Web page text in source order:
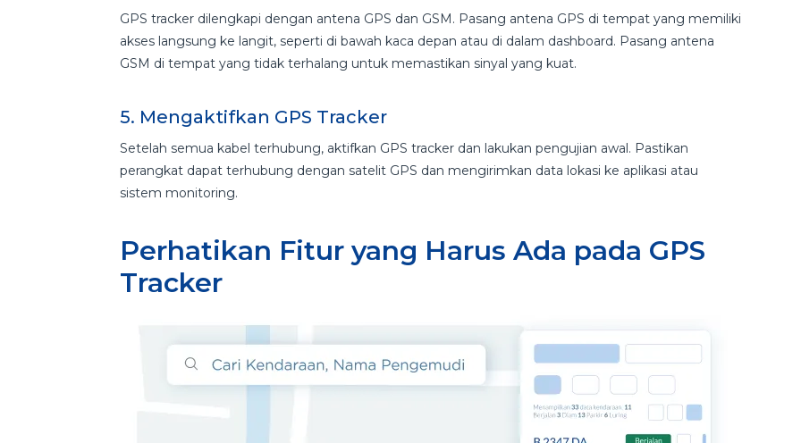
GPS tracker dilengkapi dengan antena GPS dan GSM. Pasang antena GPS di tempat yang memiliki
akses langsung ke langit, seperti di bawah kaca depan atau di dalam dashboard. Pasang antena
GSM di tempat yang tidak terhalang untuk memastikan sinyal yang kuat.
5. Mengaktifkan GPS Tracker
Setelah semua kabel terhubung, aktifkan GPS tracker dan lakukan pengujian awal. Pastikan
perangkat dapat terhubung dengan satelit GPS dan mengirimkan data lokasi ke aplikasi atau
sistem monitoring.
Perhatikan Fitur yang Harus Ada pada GPS
Tracker